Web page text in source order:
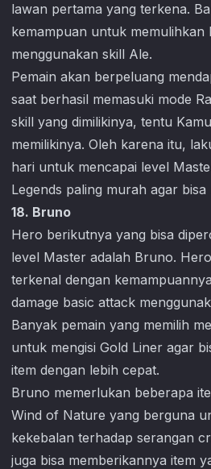
lawan pertama yang terkena.
kemampuan untuk memulihkan
menggunakan skill Ale.
Pemain akan berpeluang
saat berhasil memasuki mode
skill yang dimilikinya, tentu
memilikinya. Oleh karena itu,
hari untuk mencapai level
Legends paling murah agar bisa
18. Bruno
Hero berikutnya yang bisa
level Master adalah Bruno.
terkenal dengan
damage basic attack
Banyak pemain yang memilih
untuk mengisi Gold Liner agar
item dengan lebih cepat.
Bruno memerlukan beberapa
Wind of Nature yang berguna
kekebalan terhadap serangan
juga bisa memberikannya item